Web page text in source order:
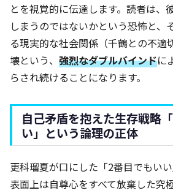
とを視覚的に伝達します。読者は、
しまうのではないかという恐怖と、
る現実的な社会関係（千鶴との不適
壊という、 強烈なダブルバインドに
らされ続けることになります。
自己矛盾を抱えた生存戦略
い」という論理の正体
更科瑠夏が口にした「2番目でもい
表面上は自尊心をすべて放棄した究